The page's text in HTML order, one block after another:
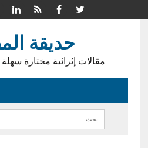
حديقة
مقالات إثرائية مختارة